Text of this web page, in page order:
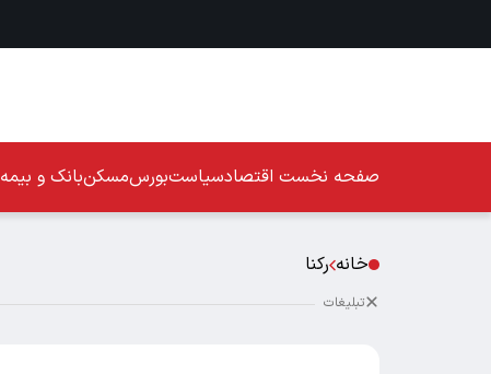
صفحه نخست اقتصادسیاستبورسمسکنبانک و بیمه
خانه رکنا
تبلیغات